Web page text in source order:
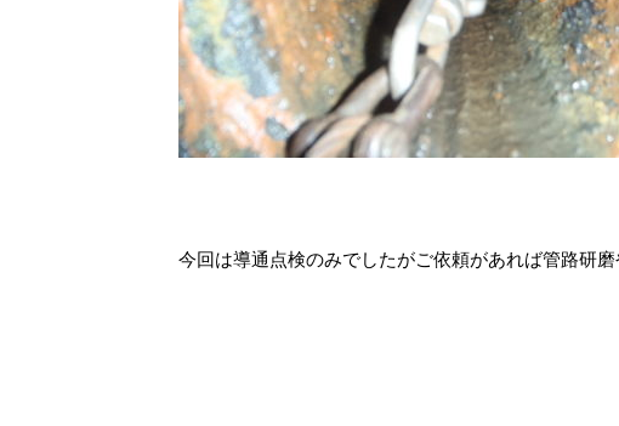
今回は導通点検のみでしたがご依頼があれば管路研磨